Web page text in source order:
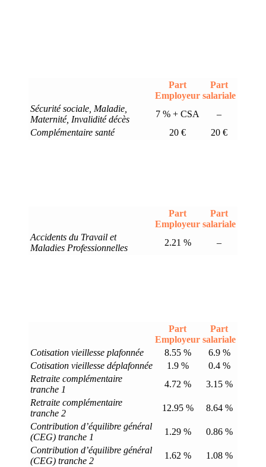
Part
Employeur
Part
salariale
Sécurité sociale, Maladie,
Maternité, Invalidité décès
7 % + CSA
–
Complémentaire santé
20 € 20 €
Part
Employeur
Part
salariale
Accidents du Travail et
Maladies Professionnelles
2.21 % –
Part
Employeur
Part
salariale
Cotisation vieillesse plafonnée
8.55 %
6.9 %
Cotisation vieillesse déplafonnée
1.9 %
0.4 %
Retraite complémentaire
tranche 1
4.72 %
3.15 %
Retraite complémentaire
tranche 2
12.95 %
8.64 %
Contribution d’équilibre général
(CEG) tranche 1
1.29 %
0.86 %
Contribution d’équilibre général
(CEG) tranche 2
1.62 %
1.08 %